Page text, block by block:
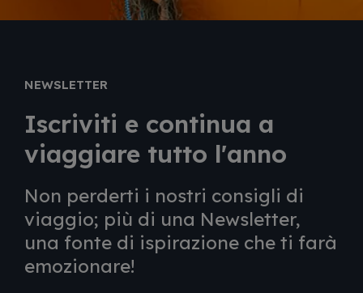
NEWSLETTER
Iscriviti e continua a
viaggiare tutto l'anno
Non perderti i nostri consigli di
viaggio; più di una Newsletter,
una fonte di ispirazione che ti farà
emozionare!